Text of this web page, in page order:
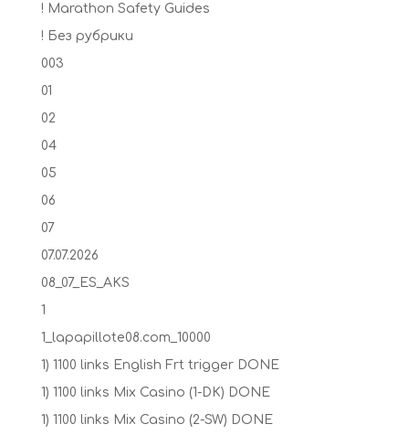
! Marathon Safety Guides
! Без рубрики
003
01
02
04
05
06
07
07.07.2026
08_07_ES_AKS
1
1_lapapillote08.com_10000
1) 1100 links English Frt trigger DONE
1) 1100 links Mix Casino (1-DK) DONE
1) 1100 links Mix Casino (2-SW) DONE